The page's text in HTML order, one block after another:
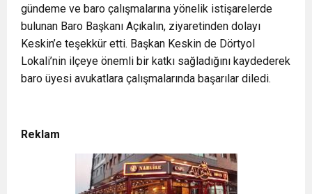
gündeme ve baro çalışmalarına yönelik istişarelerde
bulunan Baro Başkanı Açıkalın, ziyaretinden dolayı
Keskin’e teşekkür etti. Başkan Keskin de Dörtyol
Lokali’nin ilçeye önemli bir katkı sağladığını kaydederek
baro üyesi avukatlara çalışmalarında başarılar diledi.
Reklam